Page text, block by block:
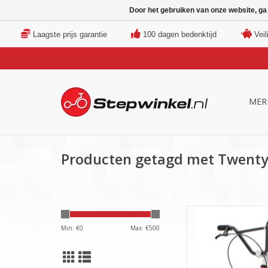
Laagste prijs garantie 100 dagen bedenktijd
Producten getagd met
Min: €0 Max: €500
Door het gebruiken van onze website,